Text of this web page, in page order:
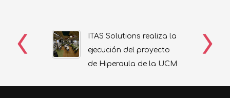
ITAS Solutions realiza la
ejecución del proyecto
de Hiperaula de la UCM